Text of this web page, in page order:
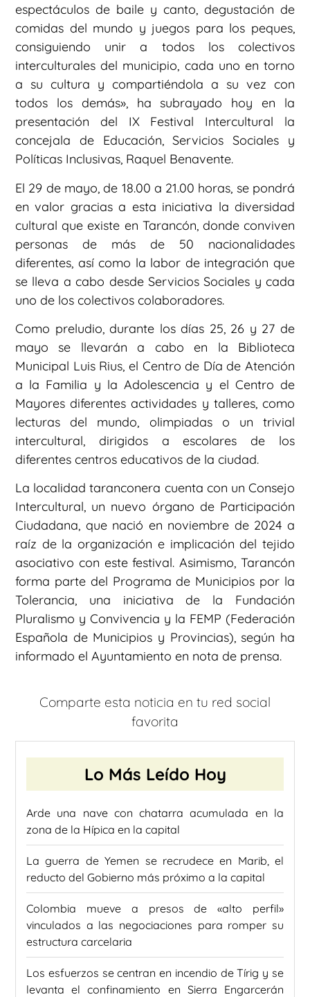
espectáculos de baile y canto, degustación de
comidas del mundo y juegos para los peques,
consiguiendo unir a todos los colectivos
interculturales del municipio, cada uno en torno
a su cultura y compartiéndola a su vez con
todos los demás», ha subrayado hoy en la
presentación del IX Festival Intercultural la
concejala de Educación, Servicios Sociales y
Políticas Inclusivas, Raquel Benavente.
El 29 de mayo, de 18.00 a 21.00 horas, se pondrá
en valor gracias a esta iniciativa la diversidad
cultural que existe en Tarancón, donde conviven
personas de más de 50 nacionalidades
diferentes, así como la labor de integración que
se lleva a cabo desde Servicios Sociales y cada
uno de los colectivos colaboradores.
Como preludio, durante los días 25, 26 y 27 de
mayo se llevarán a cabo en la Biblioteca
Municipal Luis Rius, el Centro de Día de Atención
a la Familia y la Adolescencia y el Centro de
Mayores diferentes actividades y talleres, como
lecturas del mundo, olimpiadas o un trivial
intercultural, dirigidos a escolares de los
diferentes centros educativos de la ciudad.
La localidad taranconera cuenta con un Consejo
Intercultural, un nuevo órgano de Participación
Ciudadana, que nació en noviembre de 2024 a
raíz de la organización e implicación del tejido
asociativo con este festival. Asimismo, Tarancón
forma parte del Programa de Municipios por la
Tolerancia, una iniciativa de la Fundación
Pluralismo y Convivencia y la FEMP (Federación
Española de Municipios y Provincias), según ha
informado el Ayuntamiento en nota de prensa.
Comparte esta noticia en tu red social
favorita
Lo Más Leído Hoy
Arde una nave con chatarra acumulada en la
zona de la Hípica en la capital
La guerra de Yemen se recrudece en Marib, el
reducto del Gobierno más próximo a la capital
Colombia mueve a presos de «alto perfil»
vinculados a las negociaciones para romper su
estructura carcelaria
Los esfuerzos se centran en incendio de Tírig y se
levanta el confinamiento en Sierra Engarcerán